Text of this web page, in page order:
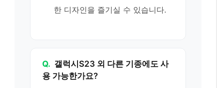
한 디자인을 즐기실 수 있습니다.
Q. 갤럭시S23 외 다른 기종에도 사
용 가능한가요?